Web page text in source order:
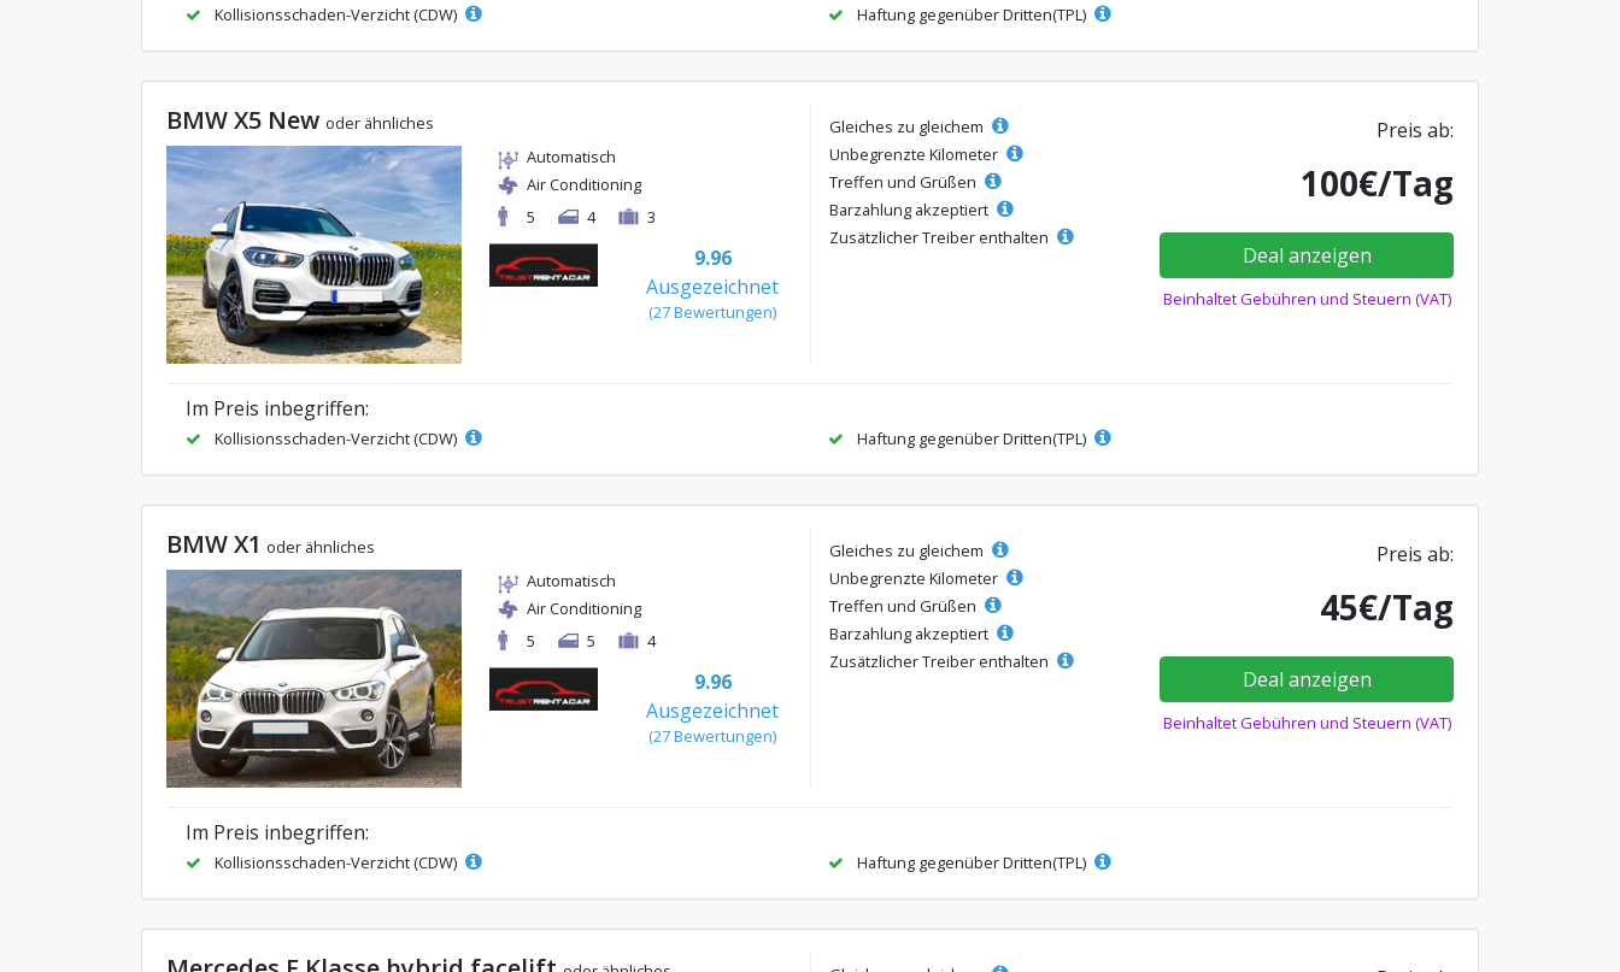
Kollisionsschaden-Verzicht (CDW) Haftung gegenüber Dritten(TPL)
BMW X5 New oder ähnliches
Automatisch
Air Conditioning
5
4 3
9.96
Ausgezeichnet
(27 Bewertungen)
Gleiches zu gleichem
Unbegrenzte Kilometer
Treffen und Grüßen
Barzahlung akzeptiert
Zusätzlicher Treiber enthalten
Preis ab:
100€/Tag
Deal anzeigen
Beinhaltet Gebühren und Steuern (VAT)
Im Preis inbegriffen:
Kollisionsschaden-Verzicht (CDW) Haftung gegenüber Dritten(TPL)
BMW X1 oder ähnliches
Automatisch
Air Conditioning
5
5 4
9.96
Ausgezeichnet
(27 Bewertungen)
Gleiches zu gleichem
Unbegrenzte Kilometer
Treffen und Grüßen
Barzahlung akzeptiert
Zusätzlicher Treiber enthalten
Preis ab:
45€/Tag
Deal anzeigen
Beinhaltet Gebühren und Steuern (VAT)
Im Preis inbegriffen:
Kollisionsschaden-Verzicht (CDW) Haftung gegenüber Dritten(TPL)